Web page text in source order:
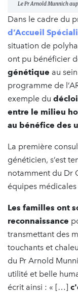
Le Pr Arnold Munnich
Dans le cadre du
d’Accueil
situation de
ont pu bénéficier
génétique au
programme de
exemple du
entre le milieu
au bénéfice des
La première
généticien, s’est
notamment du Dr
équipes médicales
Les familles ont
reconnaissance
transmettant des
touchants et
du Pr Arnold
utilité et belle
écrit ainsi : « […]